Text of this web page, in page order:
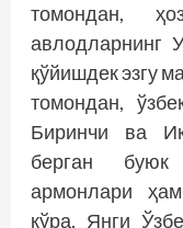
томондан,
авлодларнинг
қўйишдек эзгу
томондан,
Биринчи ва
берган буюк
армонлари
кўра, Янги